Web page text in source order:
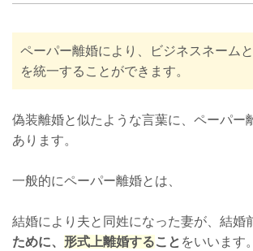
ペーパー離婚により、ビジネスネーム
を統一することができます。
偽装離婚と似たような言葉に、ペーパー
あります。
一般的にペーパー離婚とは、
結婚により夫と同姓になった妻が、結婚
ために、 形式上離婚すること をいいます。